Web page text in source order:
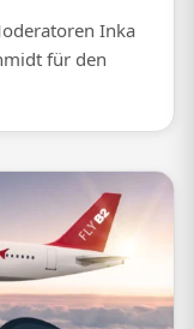
Inka
für den